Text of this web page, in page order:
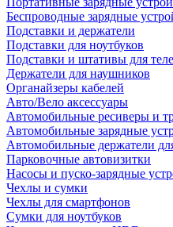
Беспроводные зарядные
Подставки и держатели
Подставки для ноутбуков
Подставки и штативы для
Держатели для наушников
Органайзеры кабелей
Авто/Вело аксессуары
Автомобильные ресиверы и
Автомобильные зарядные
Автомобильные держатели
Парковочные автовизитки
Насосы и пуско-зарядные
Чехлы и сумки
Чехлы для смартфонов
Сумки для ноутбуков